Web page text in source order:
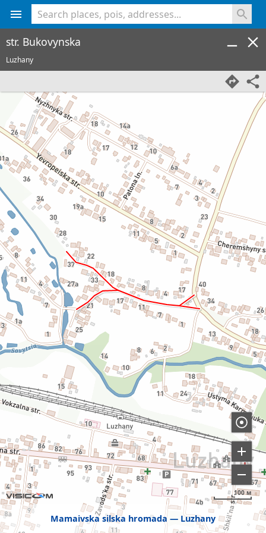
Mamaivska silska hromada Luzhany
100 м
str. Bukovynska
Luzhany
<% console.log(hcard) %>